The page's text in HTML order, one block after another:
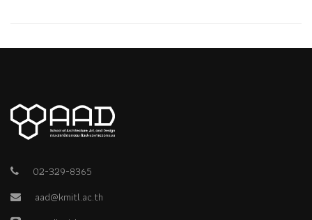
02-329-8365
aad@kmitl.ac.th